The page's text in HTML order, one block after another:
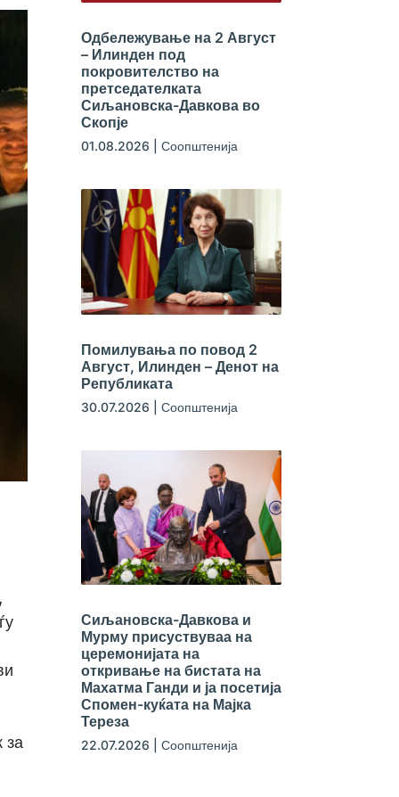
за
Одбележување на 2 Август
– Илинден под
покровителство на
претседателката
Сиљановска-Давкова во
Скопје
01.08.2026 Соопштенија
Помилувања по повод 2
Август, Илинден – Денот на
Републиката
30.07.2026 Соопштенија
Сиљановска-Давкова и
Мурму присуствуваа на
церемонијата на
откривање на бистата на
Махатма Ганди и ја посетија
Спомен-куќата на Мајка
Тереза
22.07.2026 Соопштенија